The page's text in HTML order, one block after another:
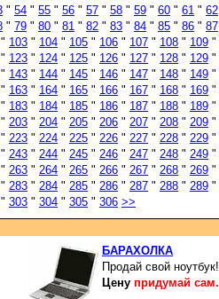
" 54 " 55 " 56 " 57 " 58 " 59 " 60 " 61 " 62
" 79 " 80 " 81 " 82 " 83 " 84 " 85 " 86 " 87
" 103 " 104 " 105 " 106 " 107 " 108 " 109 "
" 123 " 124 " 125 " 126 " 127 " 128 " 129 "
" 143 " 144 " 145 " 146 " 147 " 148 " 149 "
" 163 " 164 " 165 " 166 " 167 " 168 " 169 "
" 183 " 184 " 185 " 186 " 187 " 188 " 189 "
" 203 " 204 " 205 " 206 " 207 " 208 " 209 "
" 223 " 224 " 225 " 226 " 227 " 228 " 229 "
" 243 " 244 " 245 " 246 " 247 " 248 " 249 "
" 263 " 264 " 265 " 266 " 267 " 268 " 269 "
" 283 " 284 " 285 " 286 " 287 " 288 " 289 "
" 303 " 304 " 305 " 306 >>
БАРАХОЛКА
Продай свой ноутбук!
Цену придумай сам.